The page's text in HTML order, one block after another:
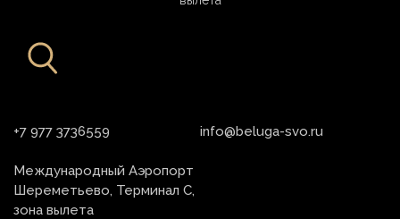
+7 977 3736559 info@beluga-svo.ru
Международный Аэропорт
Шереметьево, Терминал С,
зона вылета